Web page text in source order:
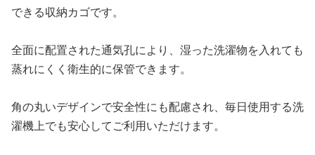
できる収納カゴです。
全面に配置された通気孔により、湿った洗濯物を入れても
蒸れにくく衛生的に保管できます。
角の丸いデザインで安全性にも配慮され、毎日使用する洗
濯機上でも安心してご利用いただけます。